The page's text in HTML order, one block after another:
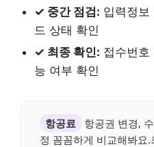
✓ 중간 점검: 입력정보
드 상태 확인
✓ 최종 확인: 접수번호
능 여부 확인
항공료
항공권 변경,
정 꼼꼼하게 비교해봐요